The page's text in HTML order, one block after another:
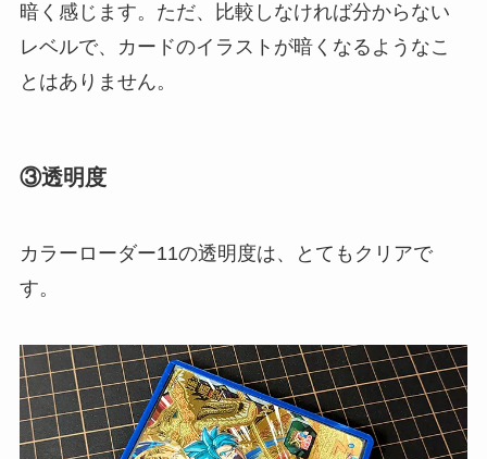
暗く感じます。ただ、比較しなければ分からない
レベルで、カードのイラストが暗くなるようなこ
とはありません。
③透明度
カラーローダー11の透明度は、とてもクリアで
す。